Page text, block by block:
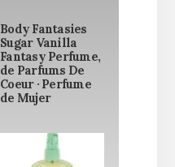
Body Fantasies
Sugar Vanilla
Fantasy Perfume,
de Parfums De
Coeur · Perfume
de Mujer